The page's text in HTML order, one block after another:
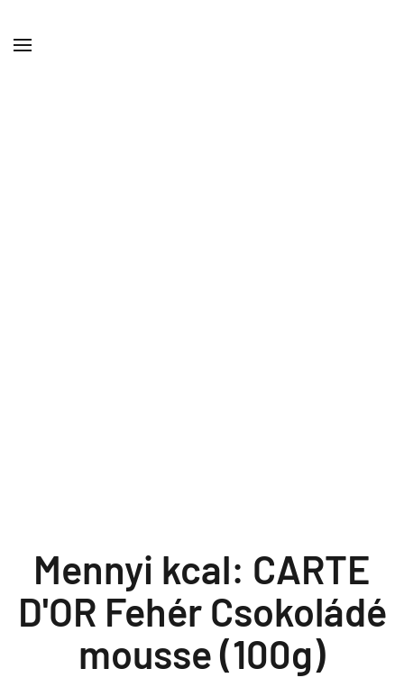
Mennyi kcal: CARTE
D'OR Fehér Csokoládé
mousse (100g)